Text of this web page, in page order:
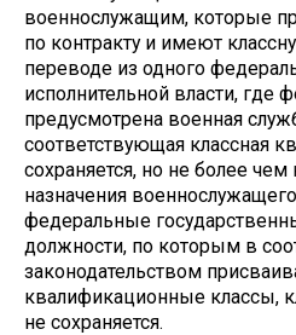
военнослужащим, которые
по контракту и имеют
переводе из одного
исполнительной власти,
предусмотрена военная
соответствующая классная
сохраняется, но не более чем
назначения
федеральные
должности, по которым в
законодательством
квалификационные классы,
не сохраняется.